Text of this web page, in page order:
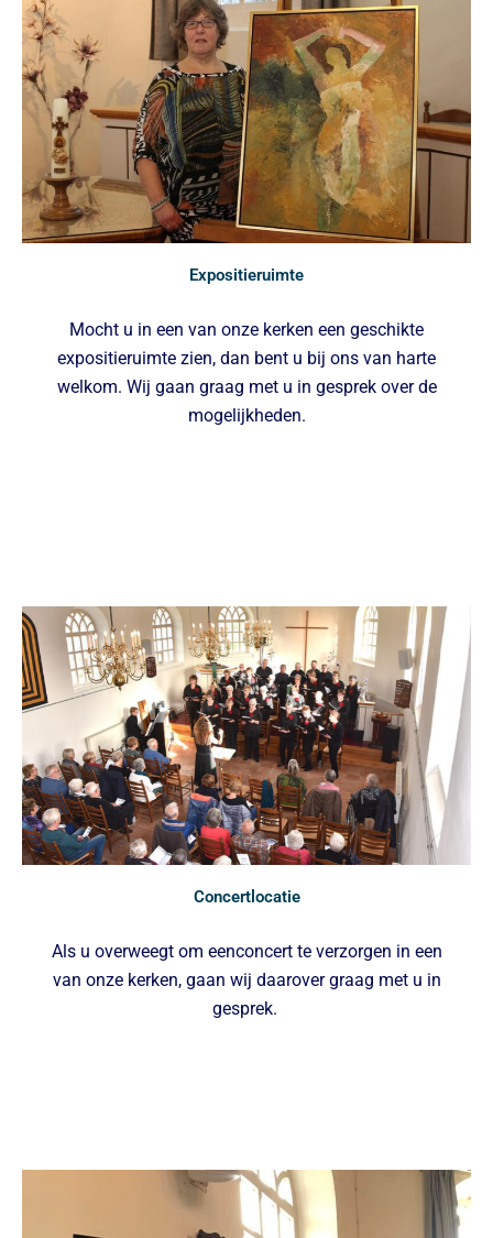
Expositieruimte
Mocht u in een van onze kerken een geschikte
expositieruimte zien, dan bent u bij ons van harte
welkom. Wij gaan graag met u in gesprek over de
mogelijkheden.
Concertlocatie
Als u overweegt om eenconcert te verzorgen in een
van onze kerken, gaan wij daarover graag met u in
gesprek.